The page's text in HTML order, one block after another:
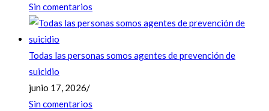
Sin comentarios
Todas las personas somos agentes de prevención de
suicidio
junio 17, 2026/
Sin comentarios